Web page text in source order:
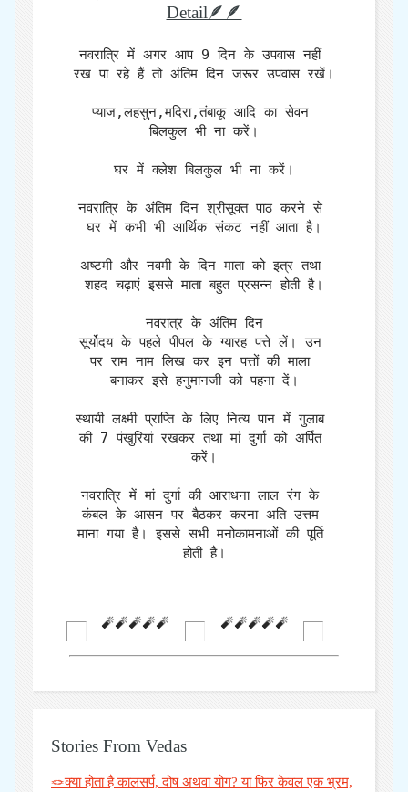
Stories From Vedas
🪢क्या होता है कालसर्प, दोष अथवा योग? या फिर केवल एक भ्रम,
Detail🪶🪶
नवरात्रि में अगर आप 9 दिन के उपवास नहीं
रख पा रहे हैं तो अंतिम दिन जरूर उपवास रखें।
प्याज,लहसुन,मदिरा,तंबाकू आदि का सेवन
बिलकुल भी ना करें।
घर में क्लेश बिलकुल भी ना करें।
नवरात्रि के अंतिम दिन श्रीसूक्त पाठ करने से
घर में कभी भी आर्थिक संकट नहीं आता है।
अष्टमी और नवमी के दिन माता को इत्र तथा
शहद चढ़ाएं इससे माता बहुत प्रसन्न होती है।
नवरात्र के अंतिम दिन
सूर्योदय के पहले पीपल के ग्यारह पत्ते लें। उन
पर राम नाम लिख कर इन पत्तों की माला
बनाकर इसे हनुमानजी को पहना दें।
स्थायी लक्ष्मी प्राप्ति के लिए नित्य पान में गुलाब
की 7 पंखुरियां रखकर तथा मां दुर्गा को अर्पित
करें।
नवरात्रि में मां दुर्गा की आराधना लाल रंग के
कंबल के आसन पर बैठकर करना अति उत्तम
माना गया है। इससे सभी मनोकामनाओं की पूर्ति
🧨🧨🧨🧨🧨 🧨🧨🧨🧨🧨